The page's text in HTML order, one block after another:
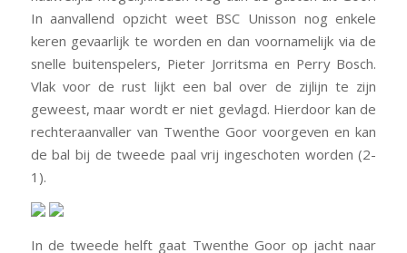
In aanvallend opzicht weet BSC Unisson nog enkele
keren gevaarlijk te worden en dan voornamelijk via de
snelle buitenspelers, Pieter Jorritsma en Perry Bosch.
Vlak voor de rust lijkt een bal over de zijlijn te zijn
geweest, maar wordt er niet gevlagd. Hierdoor kan de
rechteraanvaller van Twenthe Goor voorgeven en kan
de bal bij de tweede paal vrij ingeschoten worden (2-
1).
In de tweede helft gaat Twenthe Goor op jacht naar